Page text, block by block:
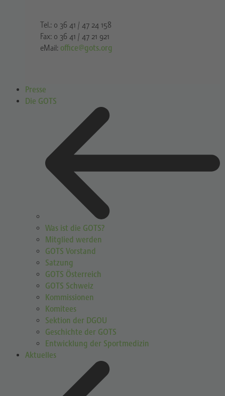
Tel.: 0 36 41 / 47 24 158
Fax: 0 36 41 / 47 21 921
eMail: office@gots.org
Presse
Die GOTS
Was ist die GOTS?
Mitglied werden
GOTS Vorstand
Satzung
GOTS Österreich
GOTS Schweiz
Kommissionen
Komitees
Sektion der DGOU
Geschichte der GOTS
Entwicklung der Sportmedizin
Aktuelles